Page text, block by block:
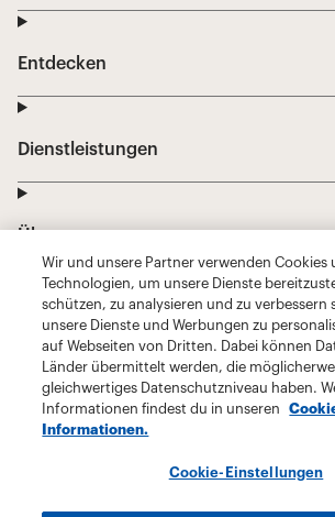
Wir und unsere Partner verwenden Cookies
Technologien, um unsere Dienste
schützen, zu analysieren und zu verbessern
unsere Dienste und Werbungen zu
auf Webseiten von Dritten. Dabei können
Länder übermittelt werden, die
gleichwertiges Datenschutzniveau haben.
Informationen findest du in unseren
Informationen.
Cookie-Einstellungen